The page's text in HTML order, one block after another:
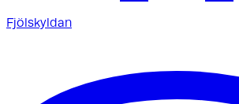
Fjölskyldan